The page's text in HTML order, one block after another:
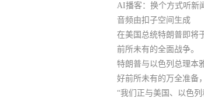
AI播客：换个方式听新
音频由扣子空间生成
在美国总统特朗普即将
前所未有的全面战争。
特朗普与以色列总理本
好前所未有的万全准备
“我们正与美国、以色